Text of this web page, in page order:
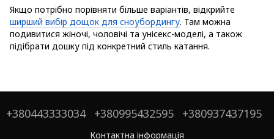
Якщо потрібно порівняти більше варіантів, відкрийте
ширший вибір дощок для сноубордингу. Там можна
подивитися жіночі, чоловічі та унісекс-моделі, а також
підібрати дошку під конкретний стиль катання.
+380443333034 +380995432595 +380937437195
Контактна інформація